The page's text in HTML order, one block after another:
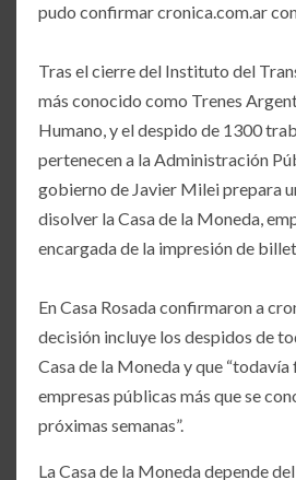
pudo confirmar cronica.com.ar
Tras el cierre del Instituto del
más conocido como Trenes
Humano, y el despido de 1300
pertenecen a la Administración
gobierno de Javier Milei prepara
disolver la Casa de la Moneda,
encargada de la impresión de
En Casa Rosada confirmaron a
decisión incluye los despidos de
Casa de la Moneda y que
empresas públicas más que se
próximas semanas”.
La Casa de la Moneda depende